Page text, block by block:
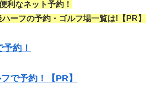
利なネット予約！
ーフの予約・ゴルフ場一覧は!【PR】
約！
で予約！【PR】